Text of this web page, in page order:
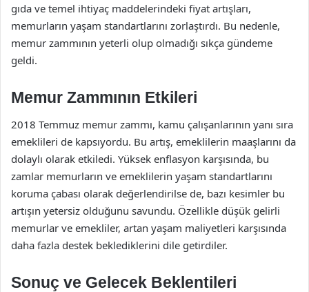
gıda ve temel ihtiyaç maddelerindeki fiyat artışları,
memurların yaşam standartlarını zorlaştırdı. Bu nedenle,
memur zammının yeterli olup olmadığı sıkça gündeme
geldi.
Memur Zammının Etkileri
2018 Temmuz memur zammı, kamu çalışanlarının yanı sıra
emeklileri de kapsıyordu. Bu artış, emeklilerin maaşlarını da
dolaylı olarak etkiledi. Yüksek enflasyon karşısında, bu
zamlar memurların ve emeklilerin yaşam standartlarını
koruma çabası olarak değerlendirilse de, bazı kesimler bu
artışın yetersiz olduğunu savundu. Özellikle düşük gelirli
memurlar ve emekliler, artan yaşam maliyetleri karşısında
daha fazla destek beklediklerini dile getirdiler.
Sonuç ve Gelecek Beklentileri